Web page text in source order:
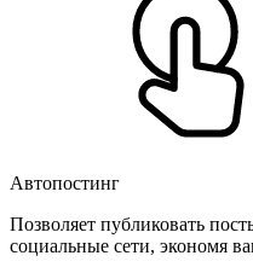
Автопостинг
Позволяет публиковать
социальные сети, экономя